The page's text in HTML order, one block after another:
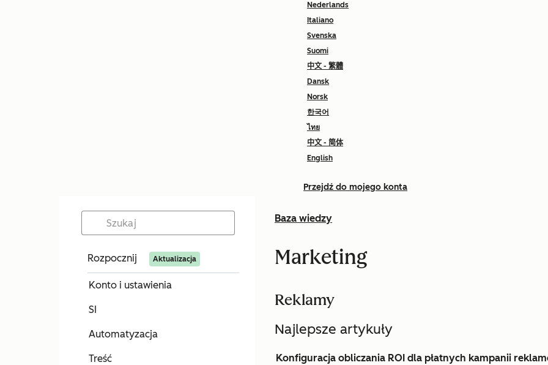
Nederlands
Italiano
Svenska
Suomi
中文 - 繁體
Dansk
Norsk
한국어
ไทย
中文 - 简体
English
Przejdź do mojego konta
Rozpocznij Aktualizacja
Konto i ustawienia
SI
Automatyzacja
Treść
Baza wiedzy
Marketing
Reklamy
Najlepsze artykuły
Konfiguracja obliczania ROI dla płatnych kampanii